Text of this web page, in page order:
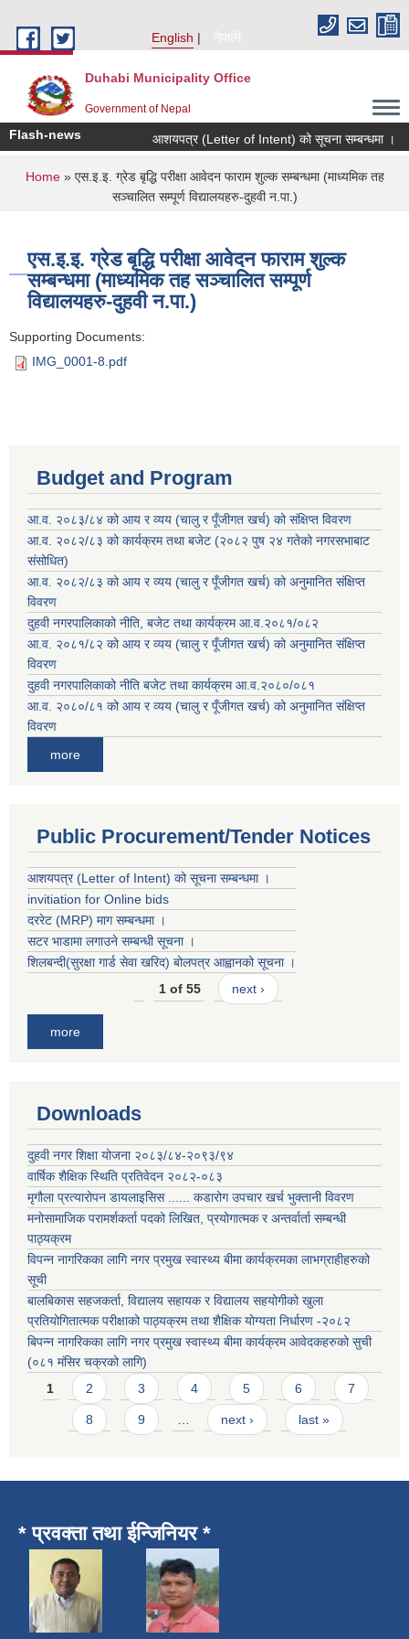
English
नेपाली
Duhabi Municipality Office
Government of Nepal
Flash-news आशयपत्र (Letter of Intent) को सूचना सम्बन्धमा ।
You are here
Home» एस.इ.इ. ग्रेड बृद्धि परीक्षा आवेदन फाराम शुल्क सम्बन्धमा (माध्यमिक तह
सञ्चालित सम्पूर्ण विद्यालयहरु-दुहवी न.पा.)
एस.इ.इ. ग्रेड बृद्धि परीक्षा आवेदन फाराम शुल्क
सम्बन्धमा (माध्यमिक तह सञ्चालित सम्पूर्ण
विद्यालयहरु-दुहवी न.पा.)
Supporting Documents:
IMG_0001-8.pdf
Budget and Program
आ.व. २०८३/८४ को आय र व्यय (चालु र पूँजीगत खर्च) को संक्षिप्त विवरण
आ.व. २०८२/८३ को कार्यक्रम तथा बजेट (२०८२ पुष २४ गतेको नगरसभाबाट
संसोधित)
आ.व. २०८२/८३ को आय र व्यय (चालु र पूँजीगत खर्च) को अनुमानित संक्षिप्त
विवरण
दुहवी नगरपालिकाको नीति, बजेट तथा कार्यक्रम आ.व.२०८१/०८२
आ.व. २०८१/८२ को आय र व्यय (चालु र पूँजीगत खर्च) को अनुमानित संक्षिप्त
विवरण
दुहवी नगरपालिकाको नीति बजेट तथा कार्यक्रम आ.व.२०८०/०८१
आ.व. २०८०/८१ को आय र व्यय (चालु र पूँजीगत खर्च) को अनुमानित संक्षिप्त
विवरण
more
Public Procurement/Tender Notices
आशयपत्र (Letter of Intent) को सूचना सम्बन्धमा ।
invitiation for Online bids
दररेट (MRP) माग सम्बन्धमा ।
सटर भाडामा लगाउने सम्बन्धी सूचना ।
शिलबन्दी(सुरक्षा गार्ड सेवा खरिद) बोलपत्र आह्वानको सूचना ।
1 of 55
next ›
more
Downloads
दुहवी नगर शिक्षा योजना २०८३/८४-२०९३/९४
वार्षिक शैक्षिक स्थिति प्रतिवेदन २०८२-०८३
मृगौला प्रत्यारोपन डायलाइसिस ...... कडारोग उपचार खर्च भुक्तानी विवरण
मनोसामाजिक परामर्शकर्ता पदको लिखित, प्रयोगात्मक र अन्तर्वार्ता सम्बन्धी
पाठ्यक्रम
विपन्न नागरिकका लागि नगर प्रमुख स्वास्थ्य बीमा कार्यक्रमका लाभग्राहीहरुको
सूची
बालबिकास सहजकर्ता, विद्यालय सहायक र विद्यालय सहयोगीको खुला
प्रतियोगितात्मक परीक्षाको पाठ्यक्रम तथा शैक्षिक योग्यता निर्धारण -२०८२
बिपन्न नागरिकका लागि नगर प्रमुख स्वास्थ्य बीमा कार्यक्रम आवेदकहरुको सुची
(०८१ मंसिर चक्रको लागि)
Pages
1 2 3 4 5 6 7
8 9 next › last »
* प्रवक्ता तथा ईन्जिनियर *